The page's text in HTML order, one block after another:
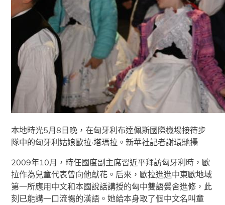
本地時光5月8日晚，在匈牙利布達佩斯國際機場接待步
隊中的匈牙利姑娘歐拉·塔瑪拉。新華社記者謝環馳攝
2009年10月，時任國度副主席習近平拜訪匈牙利時，歐
拉作為兒童代表曾向他獻花。后來，歐拉進進中東歐地域
第一所應用中文和本國說話講授的匈中雙語黌舍進修，此
刻已能講一口流暢的漢語。她給本身取了個中文名叫童